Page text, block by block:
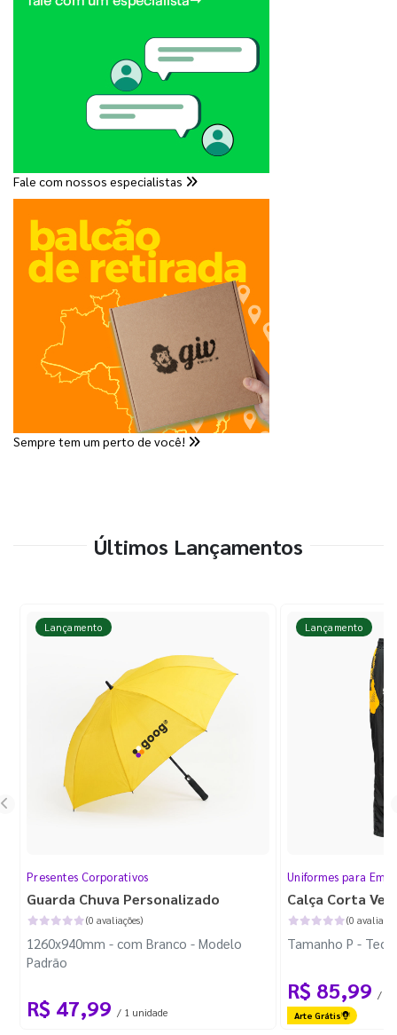
Fale com nossos especialistas
Sempre tem um perto de você!
Últimos Lançamentos
Lançamento
Presentes Corporativos
Guarda Chuva Personalizado
(0 avaliações)
1260x940mm - com Branco - Modelo
Padrão
R$ 47,99 / 1 unidade
Lançamento
Uniformes para
Calça Corta
(0
Tamanho P -
R$ 85,99 / 1
Arte Grátis